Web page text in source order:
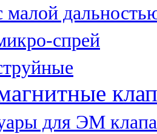
малой
спрей
для ЭМ